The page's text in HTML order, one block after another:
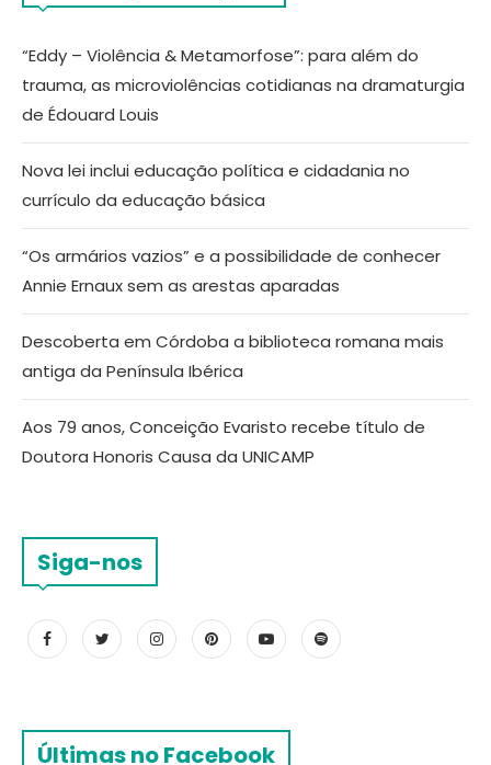
“Eddy – Violência & Metamorfose”: para além do
trauma, as microviolências cotidianas na dramaturgia
de Édouard Louis
Nova lei inclui educação política e cidadania no
currículo da educação básica
“Os armários vazios” e a possibilidade de conhecer
Annie Ernaux sem as arestas aparadas
Descoberta em Córdoba a biblioteca romana mais
antiga da Península Ibérica
Aos 79 anos, Conceição Evaristo recebe título de
Doutora Honoris Causa da UNICAMP
Siga-nos
Últimas no Facebook